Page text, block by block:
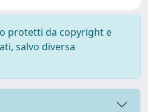
protetti da copyright e
salvo diversa